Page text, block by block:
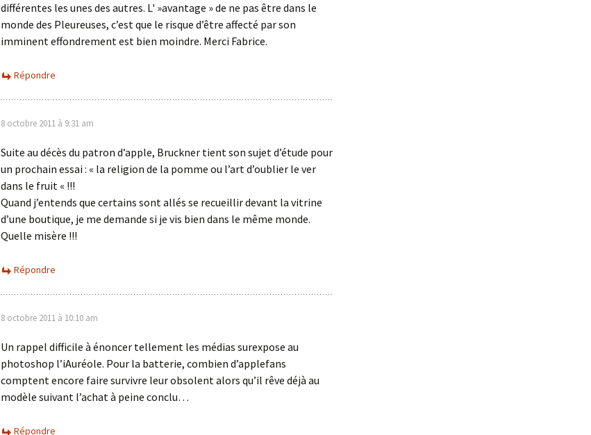
différentes les unes des autres. L' »avantage » de ne pas être dans le
monde des Pleureuses, c’est que le risque d’être affecté par son
imminent effondrement est bien moindre. Merci Fabrice.
Répondre
8 octobre 2011 à 9:31 am
Suite au décès du patron d’apple, Bruckner tient son sujet d’étude pour
un prochain essai : « la religion de la pomme ou l’art d’oublier le ver
dans le fruit « !!!
Quand j’entends que certains sont allés se recueillir devant la vitrine
d’une boutique, je me demande si je vis bien dans le même monde.
Quelle misère !!!
Répondre
8 octobre 2011 à 10:10 am
Un rappel difficile à énoncer tellement les médias surexpose au
photoshop l’iAuréole. Pour la batterie, combien d’applefans
comptent encore faire survivre leur obsolent alors qu’il rêve déjà au
modèle suivant l’achat à peine conclu…
Répondre